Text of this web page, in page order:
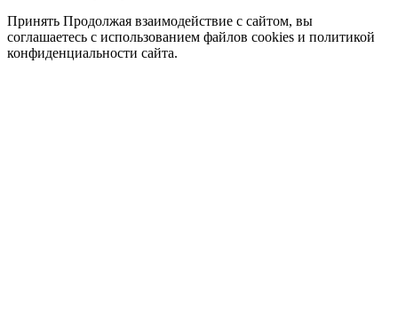
Принять Продолжая взаимодействие с сайтом, вы
соглашаетесь с использованием файлов cookies и политикой
конфиденциальности сайта.